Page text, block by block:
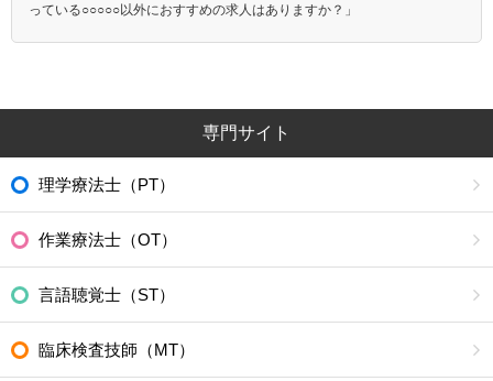
っている○○○○○以外におすすめの求人はありますか？」
専門サイト
理学療法士（PT）
作業療法士（OT）
言語聴覚士（ST）
臨床検査技師（MT）